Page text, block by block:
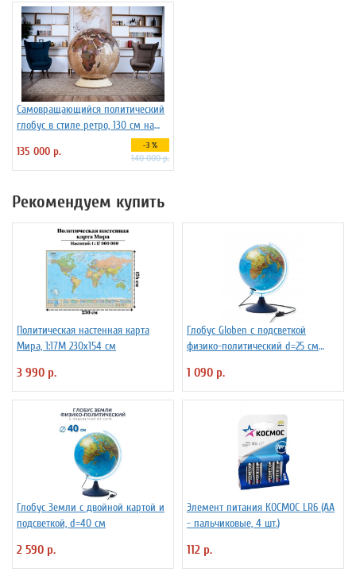
Самовращающийся политический
глобус в стиле ретро, 130 см на
135 000 р. -3 %
140 000 р.
Рекомендуем купить
Политическая настенная карта
Мира, 1:17М 230х154 см
3 990 р.
Глобус Globen с подсветкой
физико-политический d=25 см
1 090 р.
Глобус Земли с двойной картой и
подсветкой, d=40 см
2 590 р.
Элемент питания КОСМОС LR6 (АА
- пальчиковые, 4 шт.)
112 р.